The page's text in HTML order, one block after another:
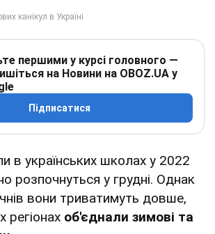
першими у курсі головного —
на Новини на OBOZ.UA у
Підписатися
в українських школах у 2022
розпочнуться у грудні. Однак
вони триватимуть довше,
регіонах об'єднали зимові та